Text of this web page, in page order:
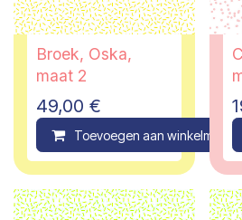
Broek, Oska,
maat 2
49,00 €
Toevoegen aan winkelmandje